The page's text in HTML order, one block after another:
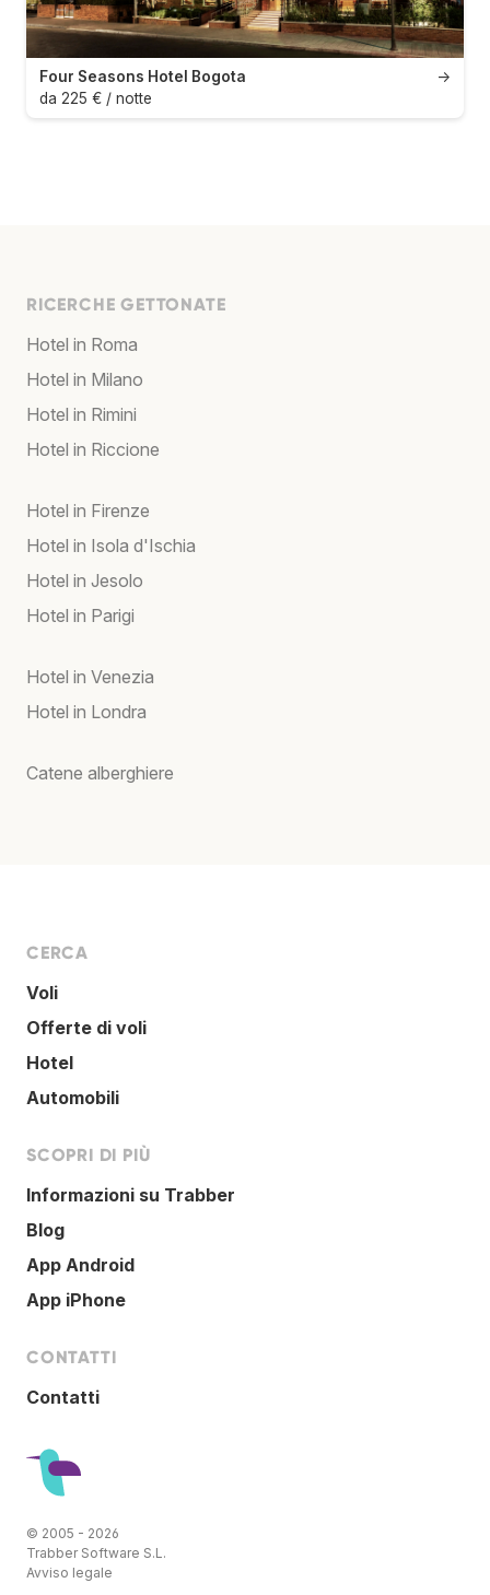
→
Four Seasons Hotel Bogota
da 225 € / notte
RICERCHE GETTONATE
Hotel in Roma
Hotel in Milano
Hotel in Rimini
Hotel in Riccione
Hotel in Firenze
Hotel in Isola d'Ischia
Hotel in Jesolo
Hotel in Parigi
Hotel in Venezia
Hotel in Londra
Catene alberghiere
CERCA
Voli
Offerte di voli
Hotel
Automobili
SCOPRI DI PIÙ
Informazioni su Trabber
Blog
App Android
App iPhone
CONTATTI
Contatti
© 2005 - 2026
Trabber Software S.L.
Avviso legale